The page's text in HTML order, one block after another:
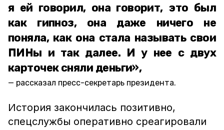
я ей говорил, она говорит, это был
как гипноз, она даже ничего не
поняла, как она стала называть свои
ПИНы и так далее. И у нее с двух
карточек сняли деньги»,
рассказал пресс-секретарь президента.
История закончилась позитивно,
спецслужбы оперативно среагировали